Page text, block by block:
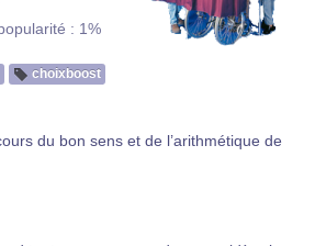
: 1%
choixboost
du bon sens et de l’arithmétique de